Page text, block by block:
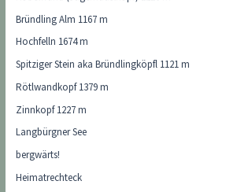
Bründling Alm 1167 m
Hochfelln 1674 m
Spitziger Stein aka Bründlingköpfl 1121 m
Rötlwandkopf 1379 m
Zinnkopf 1227 m
Langbürgner See
bergwärts!
Heimatrechteck